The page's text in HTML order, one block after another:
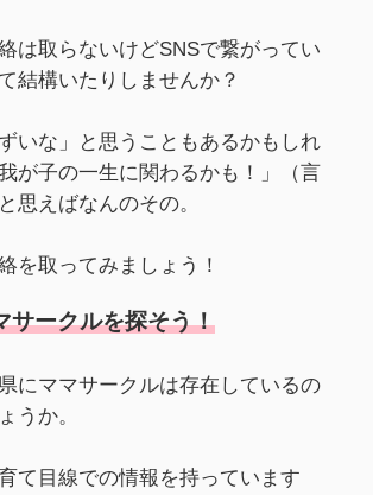
は取らないけどSNSで繋がってい
結構いたりしませんか？
いな」と思うこともあるかもしれ
が子の一生に関わるかも！」（言
思えばなんのその。
を取ってみましょう！
サークルを探そう！
にママサークルは存在しているの
うか。
て目線での情報を持っています